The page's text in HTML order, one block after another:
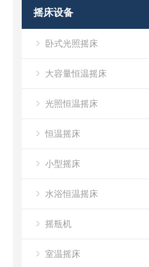
摇床设备
卧式光照摇床
大容量恒温摇床
光照恒温摇床
恒温摇床
小型摇床
水浴恒温摇床
摇瓶机
室温摇床